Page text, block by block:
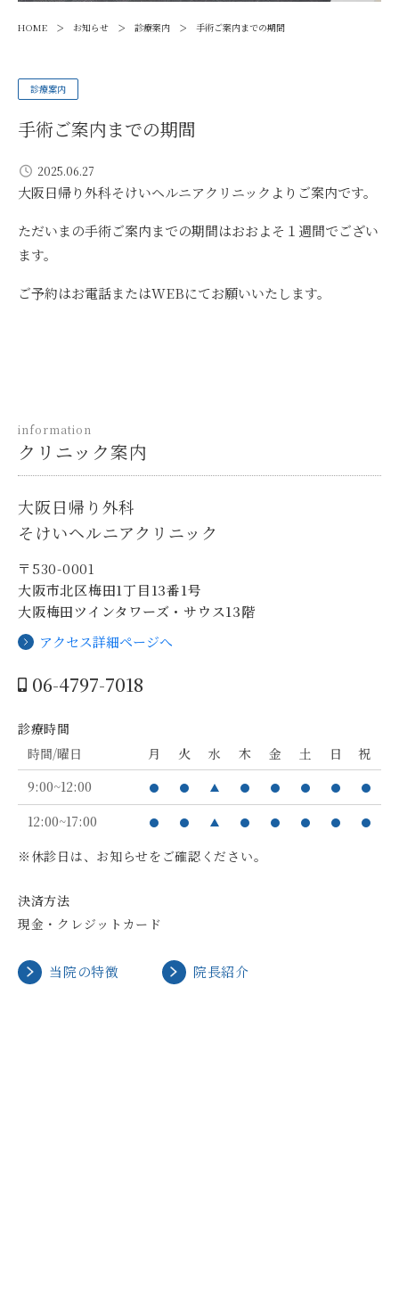
HOME > お知らせ > 診療案内 > 手術ご案内までの期間
診療案内
手術ご案内までの期間
2025.06.27
大阪日帰り外科そけいヘルニアクリニックよりご案内です。
ただいまの手術ご案内までの期間はおおよそ１週間でござい
ます。
ご予約はお電話またはWEBにてお願いいたします。
information
クリニック案内
大阪日帰り外科
そけいヘルニアクリニック
〒530-0001
大阪市北区梅田1丁目13番1号
大阪梅田ツインタワーズ・サウス13階
アクセス詳細ページへ
06-4797-7018
診療時間
時間/曜日
月 火 水 木 金 土 日
祝
9:00~12:00
12:00~17:00
※休診日は、お知らせをご確認ください。
決済方法
現金・クレジットカード
当院の特徴 院長紹介